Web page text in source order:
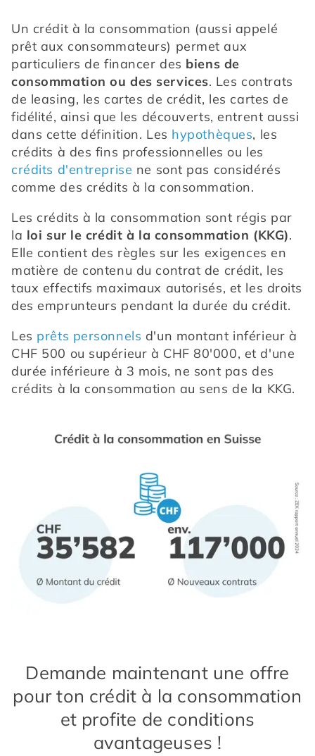
Un crédit à la consommation (aussi appelé
prêt aux consommateurs) permet aux
particuliers de financer des biens de
consommation ou des services. Les contrats
de leasing, les cartes de crédit, les cartes de
fidélité, ainsi que les découverts, entrent aussi
dans cette définition. Les hypothèques, les
crédits d'entreprise ne sont pas considérés
comme des crédits à la consommation.
Les crédits à la consommation sont régis par
la loi sur le crédit à la consommation (KKG).
Elle contient des règles sur les exigences en
matière de contenu du contrat de crédit, les
taux effectifs maximaux autorisés, et les droits
des emprunteurs pendant la durée du crédit.
Les prêts personnels d'un montant inférieur à
CHF 500 ou supérieur à CHF 80'000, et d'une
durée inférieure à 3 mois, ne sont pas des
crédits à la consommation au sens de la KKG.
Demande maintenant une offre
pour ton crédit à la consommation
et profite de conditions
avantageuses !